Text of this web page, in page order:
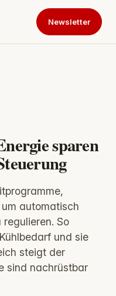
Newsletter
sparen
automatisch
So
und sie
steigt der
sind nachrüstbar